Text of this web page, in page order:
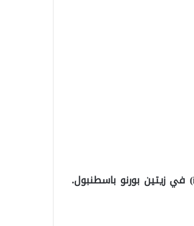
وفي تفاصيل الخبر، أصابت رصاصة مبنى الرئاسة الإقليمية لحزب الجيد (iyi) في زيتين بورنو باسطنبول.